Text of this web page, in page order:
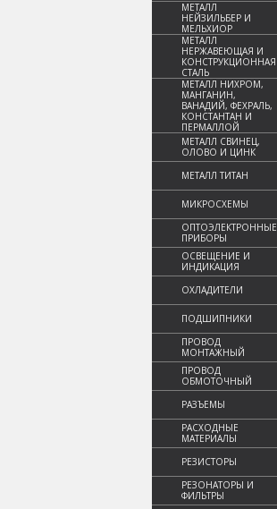
МЕТАЛЛ
НЕЙЗИЛЬБЕР И
МЕЛЬХИОР
МЕТАЛЛ
НЕРЖАВЕЮЩАЯ И
КОНСТРУКЦИОННАЯ
СТАЛЬ
МЕТАЛЛ НИХРОМ,
МАНГАНИН,
ВАНАДИЙ, ФЕХРАЛЬ,
КОНСТАНТАН И
ПЕРМАЛЛОЙ
МЕТАЛЛ СВИНЕЦ,
ОЛОВО И ЦИНК
МЕТАЛЛ ТИТАН
МИКРОСХЕМЫ
ОПТОЭЛЕКТРОННЫЕ
ПРИБОРЫ
ОСВЕЩЕНИЕ И
ИНДИКАЦИЯ
ОХЛАДИТЕЛИ
ПОДШИПНИКИ
ПРОВОД
МОНТАЖНЫЙ
ПРОВОД
ОБМОТОЧНЫЙ
РАЗЪЕМЫ
РАСХОДНЫЕ
МАТЕРИАЛЫ
РЕЗИСТОРЫ
РЕЗОНАТОРЫ И
ФИЛЬТРЫ